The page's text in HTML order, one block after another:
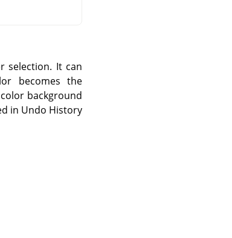
selection. It can
becomes the
background
in Undo History